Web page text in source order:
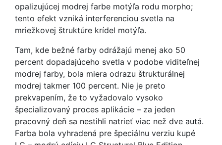
opalizujúcej modrej farbe motýľa rodu morpho;
tento efekt vzniká interferenciou svetla na
mriežkovej štruktúre krídel motýľa.
Tam, kde bežné farby odrážajú menej ako 50
percent dopadajúceho svetla v podobe viditeľnej
modrej farby, bola miera odrazu štrukturálnej
modrej takmer 100 percent. Nie je preto
prekvapením, že to vyžadovalo vysoko
špecializovaný proces aplikácie – za jeden
pracovný deň sa nestihli natrieť viac než dve autá.
Farba bola vyhradená pre špeciálnu verziu kupé